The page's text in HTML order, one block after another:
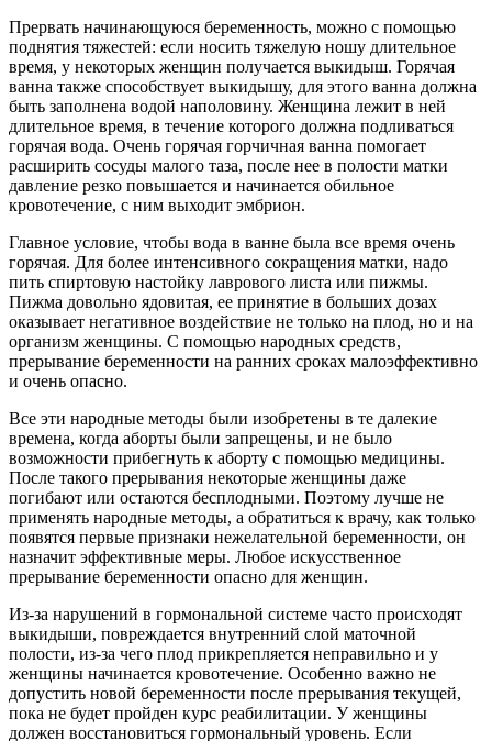
Прервать начинающуюся беременность, можно с помощью
поднятия тяжестей: если носить тяжелую ношу длительное
время, у некоторых женщин получается выкидыш. Горячая
ванна также способствует выкидышу, для этого ванна должна
быть заполнена водой наполовину. Женщина лежит в ней
длительное время, в течение которого должна подливаться
горячая вода. Очень горячая горчичная ванна помогает
расширить сосуды малого таза, после нее в полости матки
давление резко повышается и начинается обильное
кровотечение, с ним выходит эмбрион.
Главное условие, чтобы вода в ванне была все время очень
горячая. Для более интенсивного сокращения матки, надо
пить спиртовую настойку лаврового листа или пижмы.
Пижма довольно ядовитая, ее принятие в больших дозах
оказывает негативное воздействие не только на плод, но и на
организм женщины. С помощью народных средств,
прерывание беременности на ранних сроках малоэффективно
и очень опасно.
Все эти народные методы были изобретены в те далекие
времена, когда аборты были запрещены, и не было
возможности прибегнуть к аборту с помощью медицины.
После такого прерывания некоторые женщины даже
погибают или остаются бесплодными. Поэтому лучше не
применять народные методы, а обратиться к врачу, как только
появятся первые признаки нежелательной беременности, он
назначит эффективные меры. Любое искусственное
прерывание беременности опасно для женщин.
Из-за нарушений в гормональной системе часто происходят
выкидыши, повреждается внутренний слой маточной
полости, из-за чего плод прикрепляется неправильно и у
женщины начинается кровотечение. Особенно важно не
допустить новой беременности после прерывания текущей,
пока не будет пройден курс реабилитации. У женщины
должен восстановиться гормональный уровень. Если